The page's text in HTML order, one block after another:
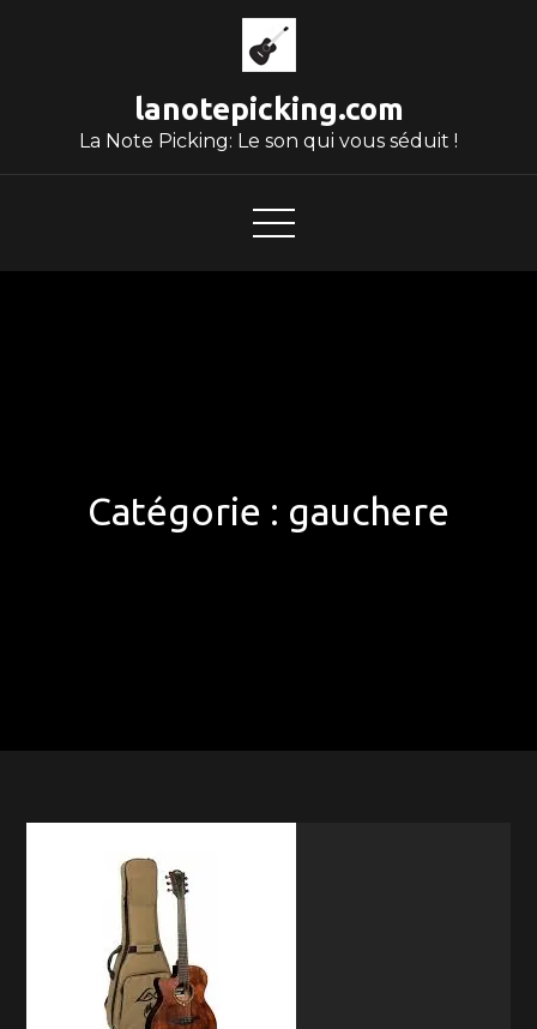
lanotepicking.com
La Note Picking: Le son qui vous séduit !
Catégorie : gauchere